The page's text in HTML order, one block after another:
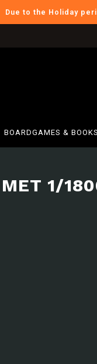
Due to the Holiday
BOARDGAMES & BOOKS
1/